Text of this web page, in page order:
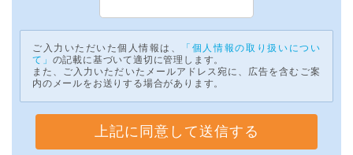
ご入力いただいた個人情報は、
「個人情報の取り扱いについ
て」 の記載に基づいて適切に管理します。
また、ご入力いただいたメールアドレス宛に、広告を含むご案
内のメールをお送りする場合があります。